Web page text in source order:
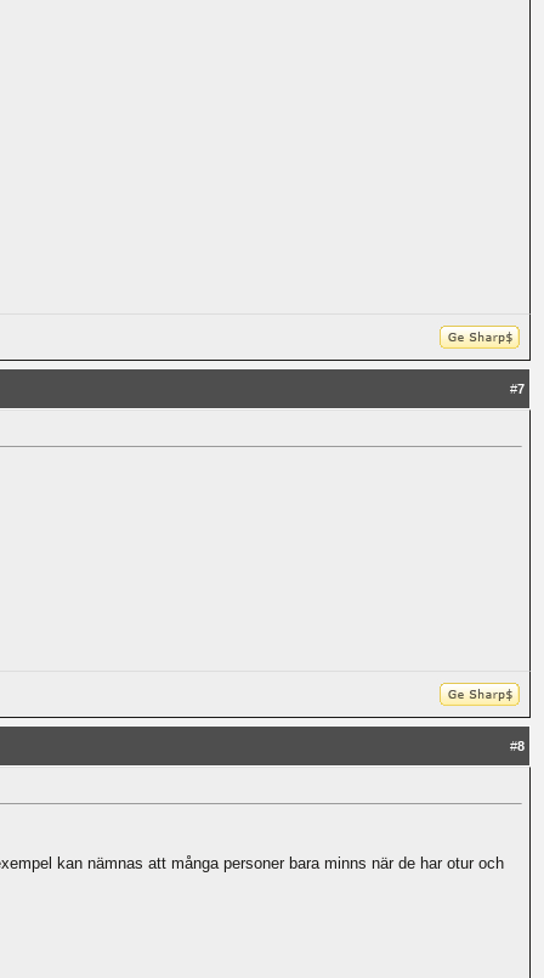
#7
#8
kan nämnas att många personer bara minns när de har otur och